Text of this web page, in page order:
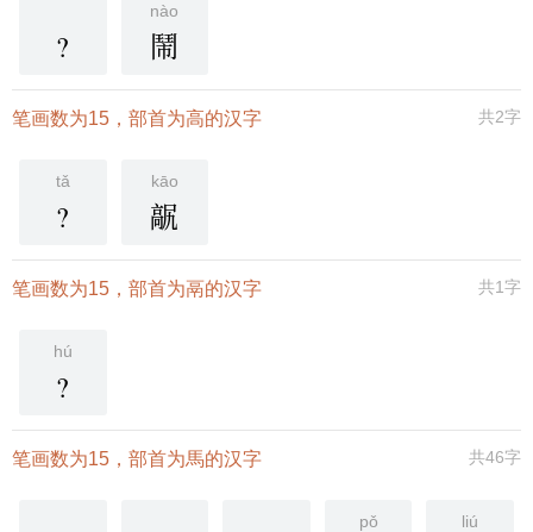
?
nào
鬧
共2字
笔画数为15，部首为高的汉字
tǎ
?
kāo
髛
共1字
笔画数为15，部首为鬲的汉字
hú
?
共46字
笔画数为15，部首为馬的汉字
pǒ liú